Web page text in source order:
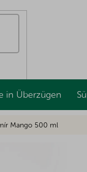
in Überzügen
Mango 500 ml